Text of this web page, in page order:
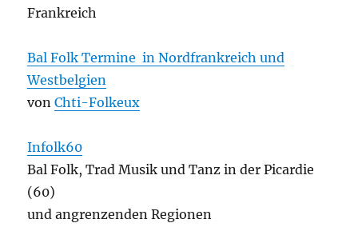
Frankreich
Bal Folk Termine in Nordfrankreich und
Westbelgien
vonChti-Folkeux
Infolk60
Bal Folk, Trad Musik und Tanz in der Picardie
(60)
und angrenzenden Regionen